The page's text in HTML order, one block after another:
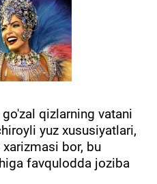
qizlarning vatani
yuz xususiyatlari,
bor, bu
favqulodda joziba